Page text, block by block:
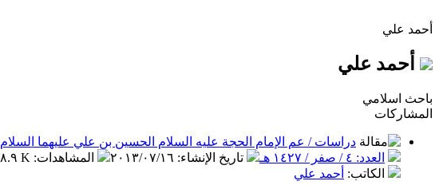
أحمد علي
أحمد علي
باحث اسلامي
المشاركات
دراسات / عم الإمام الحجة عليه السلام الحسين بن علي عليهما السلام
العدد: ٤ / صفر / ١٤٢٧ هـ
تاريخ الإنشاء: ٢٠١٣/٠٧/١٦ المشاهدات: ٨.٩ K
الكاتب: أحمد علي